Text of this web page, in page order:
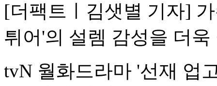
[더팩트ㅣ김샛별 기자]
튀어'의 설렘 감성을 더
tvN 월화드라마 '선재 업